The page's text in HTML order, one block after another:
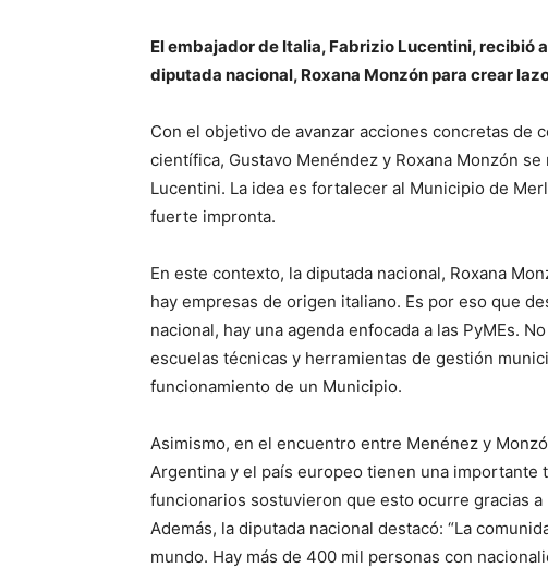
El embajador de Italia, Fabrizio Lucentini, recibió
diputada nacional, Roxana Monzón para crear
Con el objetivo de avanzar acciones concretas de
científica, Gustavo Menéndez y Roxana Monzón
Lucentini. La idea es fortalecer al Municipio de
fuerte impronta.
En este contexto, la diputada nacional, Roxana
hay empresas de origen italiano. Es por eso que
nacional, hay una agenda enfocada a las PyMEs.
escuelas técnicas y herramientas de gestión
funcionamiento de un Municipio.
Asimismo, en el encuentro entre Menénez y
Argentina y el país europeo tienen una importante
funcionarios sostuvieron que esto ocurre gracias
Además, la diputada nacional destacó: “La
mundo. Hay más de 400 mil personas con